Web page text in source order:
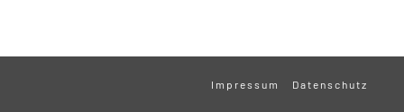
Impressum Datenschutz